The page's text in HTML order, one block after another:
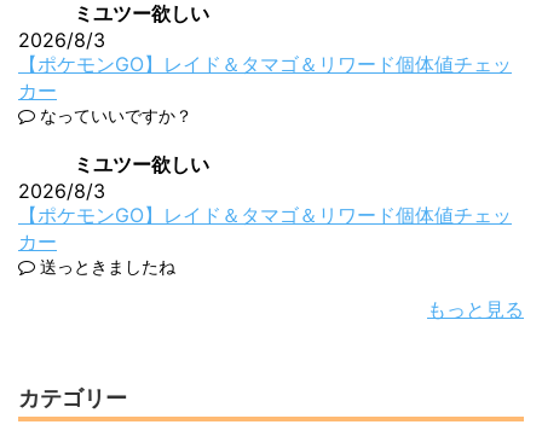
ミユツー欲しい
2026/8/3
【ポケモンGO】レイド＆タマゴ＆リワード個体値チェッ
カー
なっていいですか？
ミユツー欲しい
2026/8/3
【ポケモンGO】レイド＆タマゴ＆リワード個体値チェッ
カー
送っときましたね
もっと見る
カテゴリー